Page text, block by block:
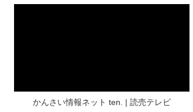
かんさい情報ネット ten. | 読売テレビ